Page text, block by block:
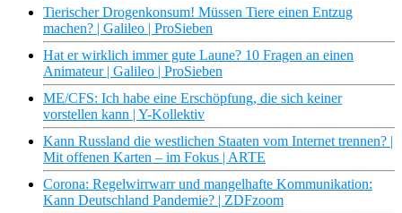
Tierischer Drogenkonsum! Müssen Tiere einen Entzug
machen? | Galileo | ProSieben
Hat er wirklich immer gute Laune? 10 Fragen an einen
Animateur | Galileo | ProSieben
ME/CFS: Ich habe eine Erschöpfung, die sich keiner
vorstellen kann | Y-Kollektiv
Kann Russland die westlichen Staaten vom Internet trennen? |
Mit offenen Karten – im Fokus | ARTE
Corona: Regelwirrwarr und mangelhafte Kommunikation:
Kann Deutschland Pandemie? | ZDFzoom